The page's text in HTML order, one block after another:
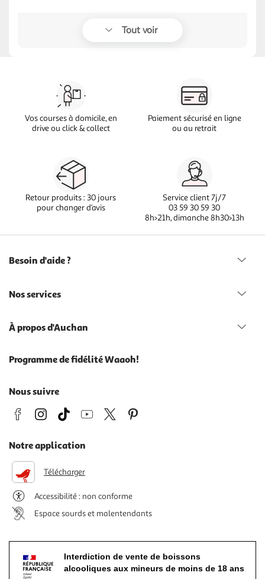
Tout voir
Vos courses à domicile, en
drive ou click & collect
Paiement sécurisé en ligne
ou au retrait
Retour produits : 30 jours
pour changer d’avis
Service client 7j/7
03 59 30 59 30
8h>21h, dimanche 8h30>13h
Besoin d'aide ?
Nos services
À propos d'Auchan
Programme de fidélité Waaoh!
Nous suivre
Notre application
Télécharger
Accessibilité : non conforme
Espace sourds et malentendants
Interdiction de vente de boissons
alcooliques aux mineurs de moins de 18 ans